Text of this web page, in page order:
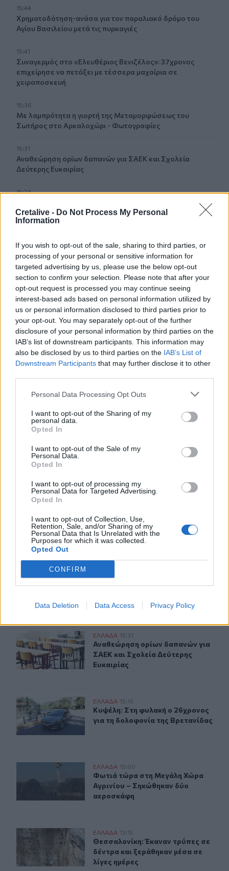
Cretalive - Do Not Process My Personal
Information
If you wish to opt-out of the sale, sharing to third parties, or
processing of your personal or sensitive information for
targeted advertising by us, please use the below opt-out
section to confirm your selection. Please note that after your
opt-out request is processed you may continue seeing
interest-based ads based on personal information utilized by
us or personal information disclosed to third parties prior to
your opt-out. You may separately opt-out of the further
disclosure of your personal information by third parties on the
IAB’s list of downstream participants. This information may
also be disclosed by us to third parties on the IAB’s List of
Downstream Participants that may further disclose it to other
Personal Data Processing Opt Outs
I want to opt-out of the Sharing of my
personal data.
Opted In
I want to opt-out of the Sale of my
Personal Data.
Opted In
I want to opt-out of processing my
Personal Data for Targeted Advertising.
Opted In
I want to opt-out of Collection, Use,
Retention, Sale, and/or Sharing of my
Personal Data that Is Unrelated with the
Purposes for which it was collected.
Opted Out
CONFIRM
Data Deletion Data Access Privacy Policy
15:44
Χρηματοδότηση-ανάσα για τον παραλιακό δρόμο του
Αγίου Βασιλείου μετά τις πυρκαγιές
15:41
Συναγερμός στο «Ελευθέριος Βενιζέλος»: 37χρονος
επιχείρησε να πετάξει με τέσσερα μαχαίρια σε
χειραποσκευή
15:36
Με λαμπρότητα η γιορτή της Μεταμορφώσεως του
Σωτήρος στο Αρκαλοχώρι - Φωτογραφίες
15:31
Αναθεώρηση ορίων δαπανών για ΣΑΕΚ και Σχολεία
Δεύτερης Ευκαιρίας
15:24
Ρουμανία: Οι αρχές επιχειρούν την εκτροπή των υδάτων
του Δούναβη για να παρατείνουν την λειτουργία του
αντιδραστήρα στον πυρηνικό σταθμό της Τσερναβόντα
15:16
Κυψέλη: Στη φυλακή ο 26χρονος για τη δολοφονία της
Βρετανίδας
15:10
Μόναχο: Ισόβια σε 25χρονο Αφγανό που σκότωσε δύο
άτομα ρίχνοντας το αυτοκίνητό του σε πλήθος
15:09
Τροχαίο στο ΒΟΑΚ - Συγκρούστηκαν δύο Ι.Χ.
ΣΧΕΤΙΚA AΡΘΡΑ
Ευλογιά των προβάτων: Έκτακτα
Ευλογιά των προβάτων: Έκτακτα
μέτρα για την καταστολή της
Συναγερμός στο «Ελευθέριος Βενιζέλος»: 37χρονος
Συναγερμός στο «Ελευθέριος
επιχείρησε να πετάξει με
τέσσερα μαχαίρια σε
Αναθεώρηση ορίων δαπανών για ΣΑΕΚ και Σχολεία
ΕΛΛAΔΑ 15:31
Αναθεώρηση ορίων δαπανών για
Αναθεώρηση ορίων δαπανών για
ΣΑΕΚ και Σχολεία Δεύτερης
Ευκαιρίας
Κυψέλη: Στη φυλακή ο 26χρονος για τη δολοφονία της
ΕΛΛAΔΑ 15:16
Κυψέλη: Στη φυλακή ο 26χρονος
Κυψέλη: Στη φυλακή ο 26χρονος
για τη δολοφονία της Βρετανίδας
Φωτιά τώρα στη Μεγάλη Χώρα Αγρινίου – Σηκώθηκαν
ΕΛΛAΔΑ 15:00
Φωτιά τώρα στη Μεγάλη Χώρα
Φωτιά τώρα στη Μεγάλη Χώρα
Αγρινίου – Σηκώθηκαν δύο
αεροσκάφη
Θεσσαλονίκη: Έκαναν τρύπες σε δέντρα και ξεράθηκαν
ΕΛΛAΔΑ 13:15
Θεσσαλονίκη: Έκαναν τρύπες σε
Θεσσαλονίκη: Έκαναν τρύπες σε
δέντρα και ξεράθηκαν μέσα σε
λίγες ημέρες